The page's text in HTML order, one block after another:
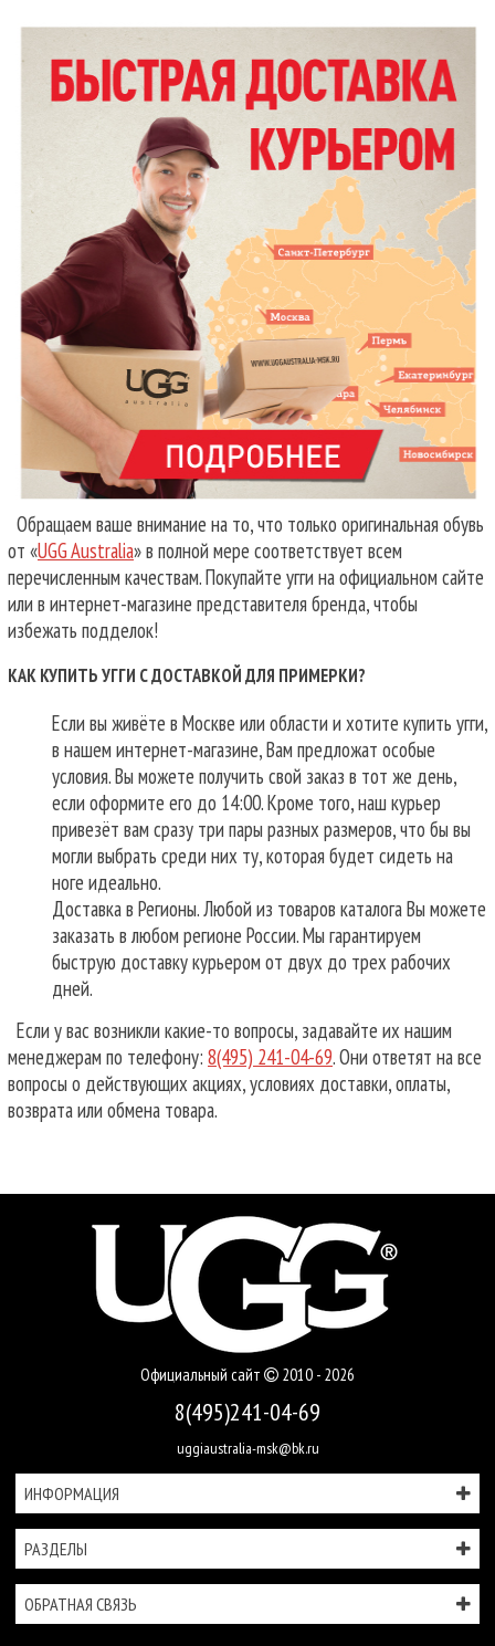
Обращаем ваше внимание на то, что только оригинальная обувь
от «UGG Australia» в полной мере соответствует всем
перечисленным качествам. Покупайте угги на официальном сайте
или в интернет-магазине представителя бренда, чтобы
избежать подделок!
КАК КУПИТЬ УГГИ С ДОСТАВКОЙ ДЛЯ ПРИМЕРКИ?
Если вы живёте в Москве или области и хотите купить угги,
в нашем интернет-магазине, Вам предложат особые
условия. Вы можете получить свой заказ в тот же день,
если оформите его до 14:00. Кроме того, наш курьер
привезёт вам сразу три пары разных размеров, что бы вы
могли выбрать среди них ту, которая будет сидеть на
ноге идеально.
Доставка в Регионы. Любой из товаров каталога Вы можете
заказать в любом регионе России. Мы гарантируем
быструю доставку курьером от двух до трех рабочих
дней.
Если у вас возникли какие-то вопросы, задавайте их нашим
менеджерам по телефону: 8(495) 241-04-69. Они ответят на все
вопросы о действующих акциях, условиях доставки, оплаты,
возврата или обмена товара.
Официальный сайт 2010 - 2026
8(495)241-04-69
uggiaustralia-msk@bk.ru
ИНФОРМАЦИЯ
РАЗДЕЛЫ
ОБРАТНАЯ СВЯЗЬ